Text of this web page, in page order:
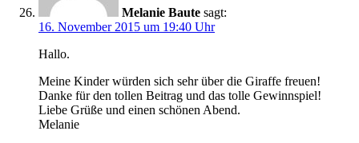
Melanie Baute sagt:
16. November 2015 um 19:40 Uhr
Hallo.
Meine Kinder würden sich sehr über die Giraffe freuen!
Danke für den tollen Beitrag und das tolle Gewinnspiel!
Liebe Grüße und einen schönen Abend.
Melanie